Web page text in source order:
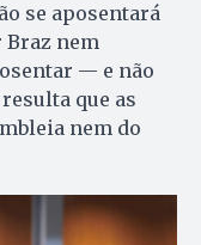
se aposentará
Braz nem
— e não
que as
nem do